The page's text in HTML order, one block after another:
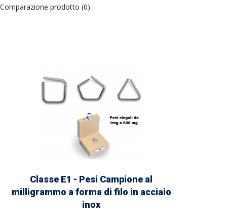
Comparazione prodotto (0)
Classe E1 - Pesi Campione al
milligrammo a forma di filo in acciaio
inox